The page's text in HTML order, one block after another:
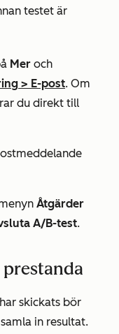
testet är
Mer och
> E-post. Om
du direkt till
Åtgärder
A/B-test.
skickats bör
in resultat.